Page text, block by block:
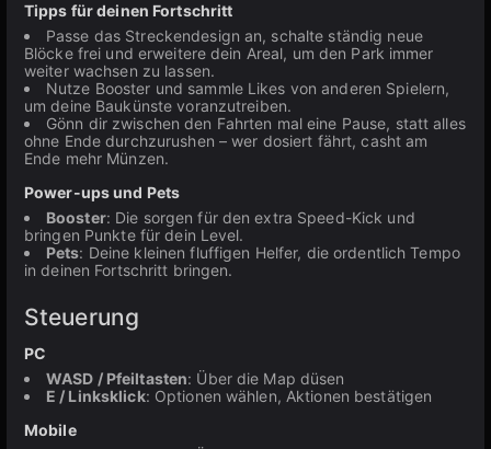
Tipps für deinen Fortschritt
Passe das Streckendesign an, schalte ständig neue
Blöcke frei und erweitere dein Areal, um den Park immer
weiter wachsen zu lassen.
Nutze Booster und sammle Likes von anderen Spielern,
um deine Baukünste voranzutreiben.
Gönn dir zwischen den Fahrten mal eine Pause, statt alles
ohne Ende durchzurushen – wer dosiert fährt, casht am
Ende mehr Münzen.
Power-ups und Pets
Booster: Die sorgen für den extra Speed-Kick und
bringen Punkte für dein Level.
Pets: Deine kleinen fluffigen Helfer, die ordentlich Tempo
in deinen Fortschritt bringen.
Steuerung
PC
WASD / Pfeiltasten: Über die Map düsen
E / Linksklick: Optionen wählen, Aktionen bestätigen
Mobile